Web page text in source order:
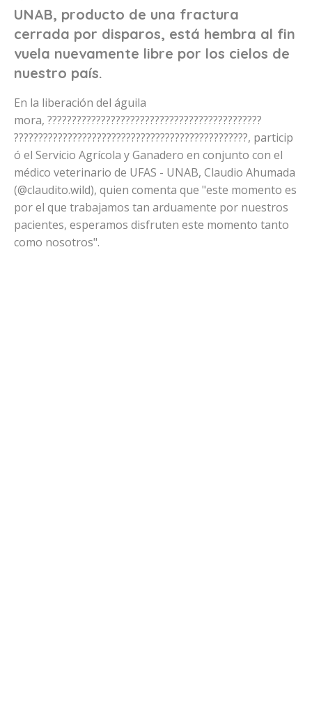
UNAB, producto de una fractura
cerrada por disparos, está hembra al fin
vuela nuevamente libre por los cielos de
nuestro país.
En la liberación del águila
mora, ????????????????????????????????????????????
????????????????????????????????????????????????, particip
ó el Servicio Agrícola y Ganadero en conjunto con el
médico veterinario de UFAS - UNAB, Claudio Ahumada
(@claudito.wild), quien comenta que "este momento es
por el que trabajamos tan arduamente por nuestros
pacientes, esperamos disfruten este momento tanto
como nosotros".